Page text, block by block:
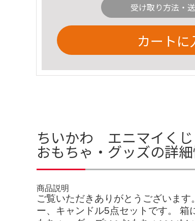
受け取り方法・
カートに
ちいかわ エニマイく
おもちゃ・グッズの詳
商品説明
ご覧いただきありがとうございま
ー、キャンドル5点セットです。 箱